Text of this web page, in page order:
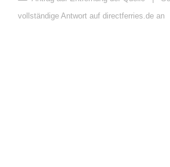
vollständige Antwort auf directferries.de an